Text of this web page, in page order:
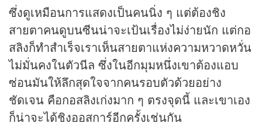
ซึ่งดูเหมือนการแสดงเป็นคนนิ่ง ๆ แต่ต้องชิง
สายตาคนดูบนซีนน่าจะเป้นเรื่องไม่ง่ายนัก แต่กอ
สลิงก็ทำสำเร็จเราเห็นสายตาแห่งความหวาดหวั่น
ไม่มั่นคงในตัวนีล ซึ่งในอีกมุมหนึ่งเขาต้องแอบ
ซ่อนมันให้ลึกสุดใจจากคนรอบตัวด้วยอย่าง
ชัดเจน คือกอสลิงเก่งมาก ๆ ตรงจุดนี้ และเขาเอง
ก็น่าจะได้ชิงออสการ์อีกครั้งเช่นกัน